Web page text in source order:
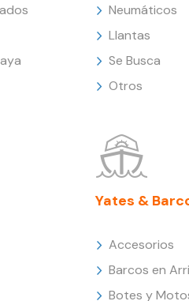
Neumáticos
Llantas
Se Busca
Otros
Yates &
Accesorios
Barcos en
Botes y